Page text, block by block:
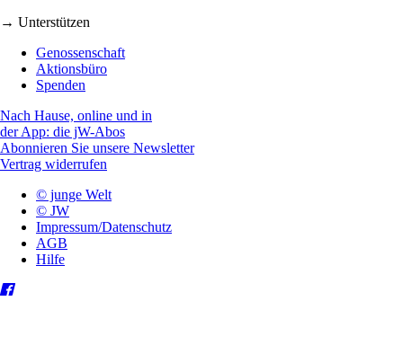
→ Unterstützen
Genossenschaft
Aktionsbüro
Spenden
Nach Hause, online und in
der App: die jW-Abos
Abonnieren Sie unsere Newsletter
Vertrag widerrufen
© junge Welt
© JW
Impressum/Datenschutz
AGB
Hilfe